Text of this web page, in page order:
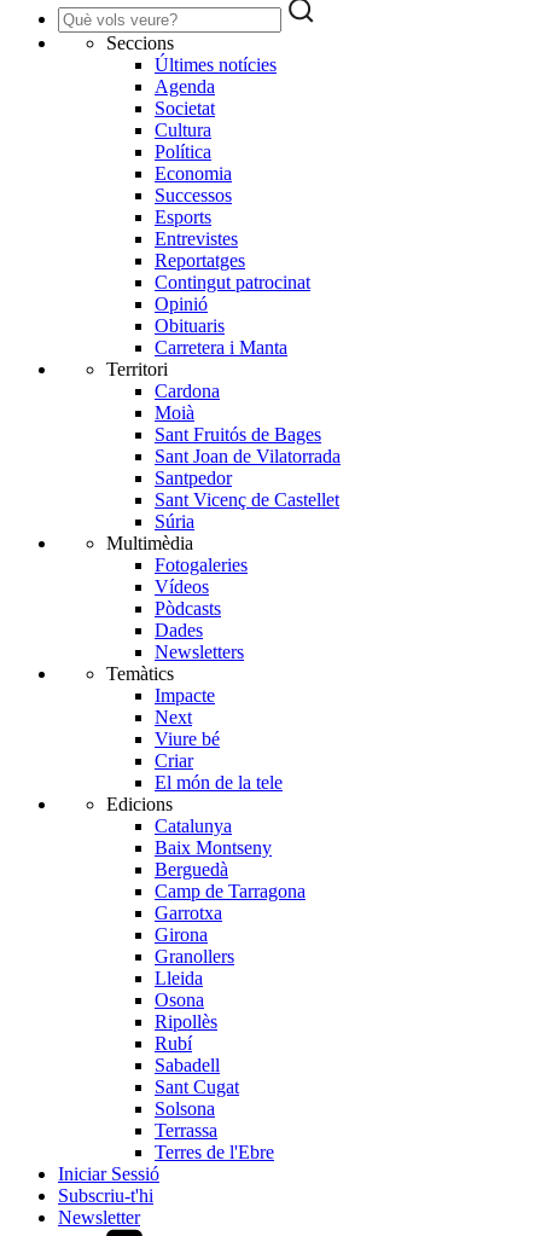
Seccions
Últimes notícies
Agenda
Societat
Cultura
Política
Economia
Successos
Esports
Entrevistes
Reportatges
Contingut patrocinat
Opinió
Obituaris
Carretera i Manta
Territori
Cardona
Moià
Sant Fruitós de Bages
Sant Joan de Vilatorrada
Santpedor
Sant Vicenç de Castellet
Súria
Multimèdia
Fotogaleries
Vídeos
Pòdcasts
Dades
Newsletters
Temàtics
Impacte
Next
Viure bé
Criar
El món de la tele
Edicions
Catalunya
Baix Montseny
Berguedà
Camp de Tarragona
Garrotxa
Girona
Granollers
Lleida
Osona
Ripollès
Rubí
Sabadell
Sant Cugat
Solsona
Terrassa
Terres de l'Ebre
Iniciar Sessió
Subscriu-t'hi
Newsletter